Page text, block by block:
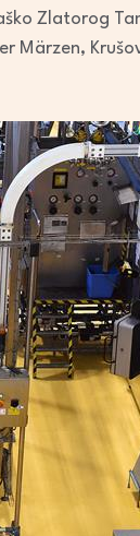
Zlatorog
Märzen,